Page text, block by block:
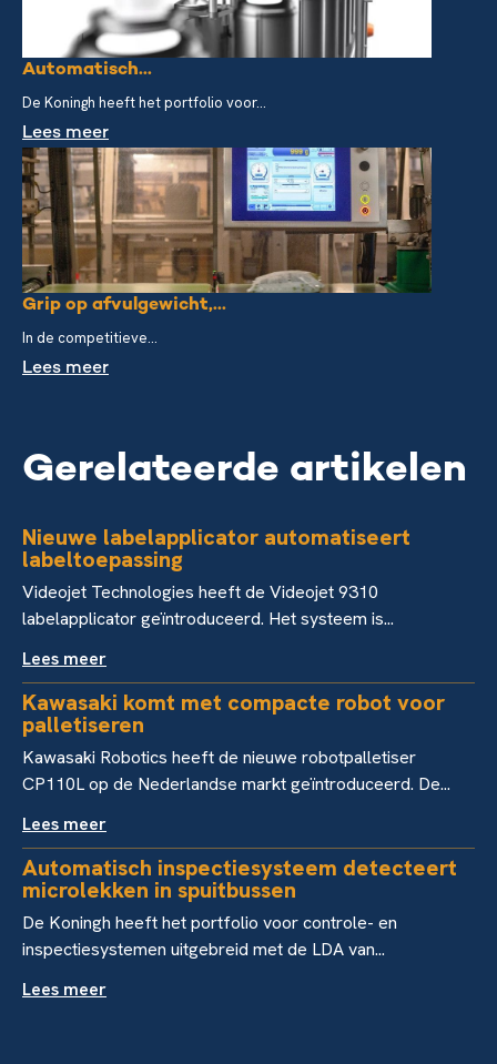
Automatisch...
De Koningh heeft het portfolio voor...
Lees meer
Grip op afvulgewicht,...
In de competitieve...
Lees meer
Gerelateerde artikelen
Nieuwe labelapplicator automatiseert
labeltoepassing
Videojet Technologies heeft de Videojet 9310
labelapplicator geïntroduceerd. Het systeem is...
Lees meer
Kawasaki komt met compacte robot voor
palletiseren
Kawasaki Robotics heeft de nieuwe robotpalletiser
CP110L op de Nederlandse markt geïntroduceerd. De...
Lees meer
Automatisch inspectiesysteem detecteert
microlekken in spuitbussen
De Koningh heeft het portfolio voor controle- en
inspectiesystemen uitgebreid met de LDA van...
Lees meer